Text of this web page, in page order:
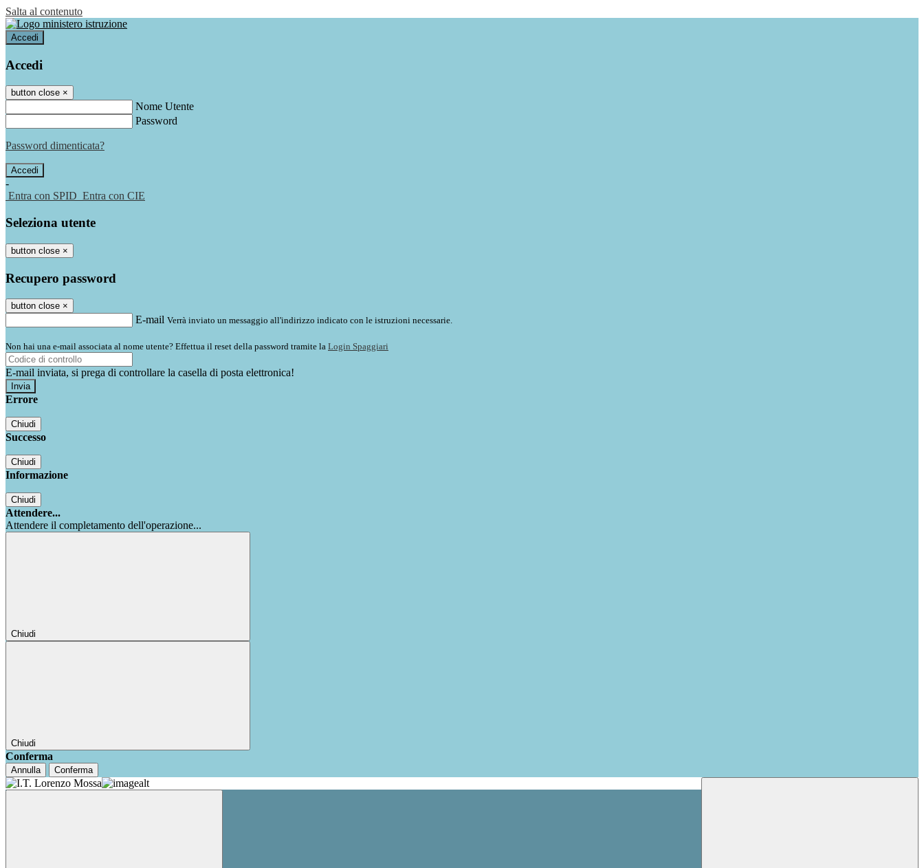
Salta al contenuto
Accedi
Accedi
button close ×
Nome Utente
Password
Password dimenticata?
-
Entra con SPID Entra con CIE
Seleziona utente
button close ×
Recupero password
button close ×
E-mail Verrà inviato un messaggio all'indirizzo indicato con le istruzioni necessarie.
Non hai una e-mail associata al nome utente? Effettua il reset della password tramite la Login Spaggiari
E-mail inviata, si prega di controllare la casella di posta elettronica!
Errore
Chiudi
Successo
Chiudi
Informazione
Chiudi
Attendere...
Attendere il completamento dell'operazione...
Chiudi
Chiudi
Conferma
Annulla Conferma